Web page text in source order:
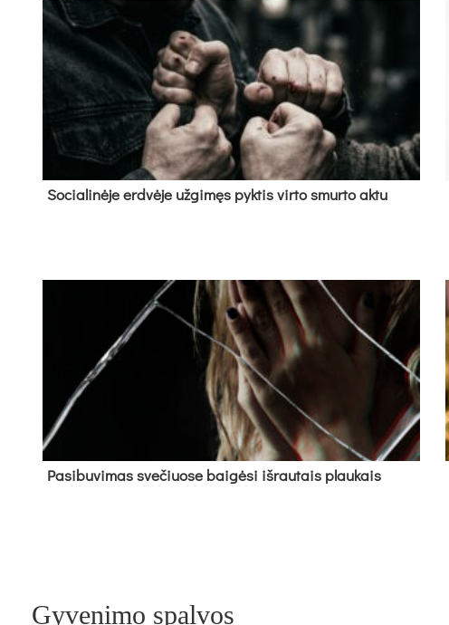
So­cia­li­nė­je erd­vė­je už­gi­męs pyk­tis vir­to smur­to ak­tu
Pa­si­bu­vi­mas sve­čiuo­se bai­gė­si iš­rau­tais plau­kais
Gyvenimo spalvos